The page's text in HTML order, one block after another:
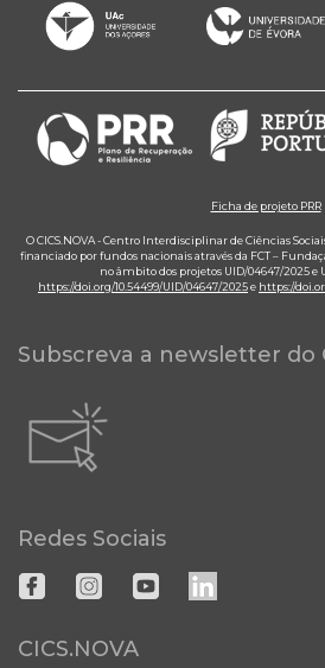
Ficha de projeto PRR
O CICS.NOVA - Centro Interdisciplinar de Ciências
financiado por fundos nacionais através da FCT –
no âmbito dos projetos UID/04647/2025 e
https://doi.org/10.54499/UID/04647/2025e https://
Subscreva a newsletter do
Redes Sociais
CICS.NOVA